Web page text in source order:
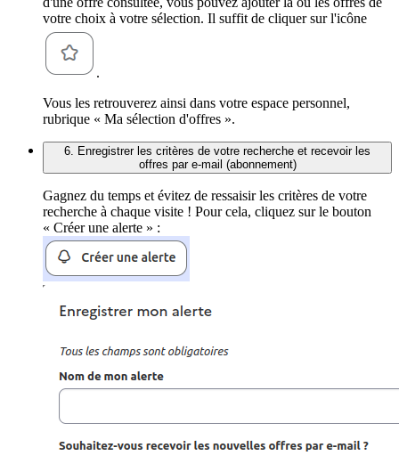
votre choix à votre sélection. Il suffit de cliquer sur l'icône
.
Vous les retrouverez ainsi dans votre espace personnel,
rubrique « Ma sélection d'offres ».
6. Enregistrer les critères de votre recherche et recevoir les
offres par e-mail (abonnement)
Gagnez du temps et évitez de ressaisir les critères de votre
recherche à chaque visite ! Pour cela, cliquez sur le bouton
« Créer une alerte » :